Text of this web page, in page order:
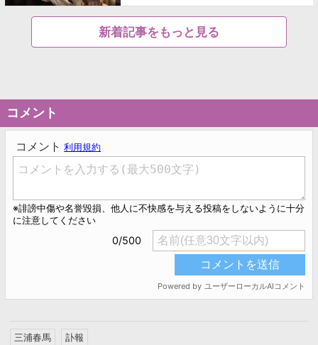
新着記事をもっと見る
コメント
三浦春馬 訃報